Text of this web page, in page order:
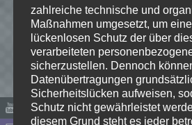
Name *
E-Mail-Adresse*
zahlreiche technische und
Maßnahmen umgesetzt, um
lückenlosen Schutz der über
verarbeiteten
sicherzustellen. Dennoch
Datenübertragungen
Sicherheitslücken aufweisen,
Schutz nicht gewährleistet
diesem Grund steht es jeder